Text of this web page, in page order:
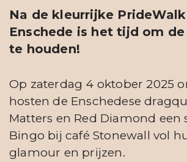
Na de kleurrijke
Enschede is het tijd om
te houden!
Op zaterdag 4 oktober 2025
hosten de Enschedese
Matters en Red Diamond een
Bingo bij café Stonewall vol
glamour en prijzen.